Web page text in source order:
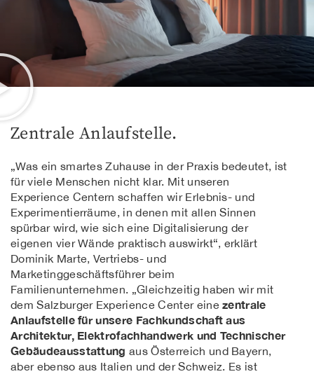
Zentrale Anlaufstelle.
„Was ein smartes Zuhause in der Praxis bedeutet, ist
für viele Menschen nicht klar. Mit unseren
Experience Centern schaffen wir Erlebnis- und
Experimentierräume, in denen mit allen Sinnen
spürbar wird, wie sich eine Digitalisierung der
eigenen vier Wände praktisch auswirkt“, erklärt
Dominik Marte, Vertriebs- und
Marketinggeschäftsführer beim
Familienunternehmen. „Gleichzeitig haben wir mit
dem Salzburger Experience Center einezentrale
Anlaufstelle für unsere Fachkundschaft aus
Architektur, Elektrofachhandwerk und Technischer
Gebäudeausstattung aus Österreich und Bayern,
aber ebenso aus Italien und der Schweiz. Es ist